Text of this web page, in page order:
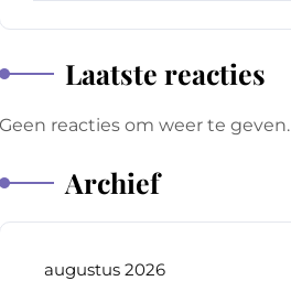
Laatste reacties
Geen reacties om weer te geven.
Archief
augustus 2026